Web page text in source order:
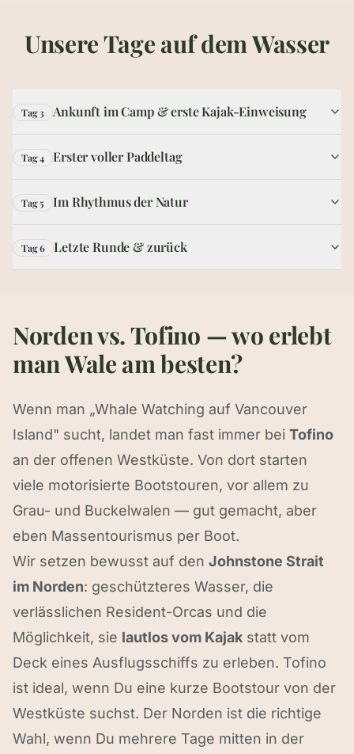
Unsere Tage auf dem Wasser
Tag 3 Ankunft im Camp & erste Kajak-Einweisung
Tag 4 Erster voller Paddeltag
Tag 5 Im Rhythmus der Natur
Tag 6 Letzte Runde & zurück
Norden vs. Tofino — wo erlebt
man Wale am besten?
Wenn man „Whale Watching auf Vancouver
Island" sucht, landet man fast immer bei Tofino
an der offenen Westküste. Von dort starten
viele motorisierte Bootstouren, vor allem zu
Grau- und Buckelwalen — gut gemacht, aber
eben Massentourismus per Boot.
Wir setzen bewusst auf den Johnstone Strait
im Norden: geschützteres Wasser, die
verlässlichen Resident-Orcas und die
Möglichkeit, sie lautlos vom Kajak statt vom
Deck eines Ausflugsschiffs zu erleben. Tofino
ist ideal, wenn Du eine kurze Bootstour von der
Westküste suchst. Der Norden ist die richtige
Wahl, wenn Du mehrere Tage mitten in der